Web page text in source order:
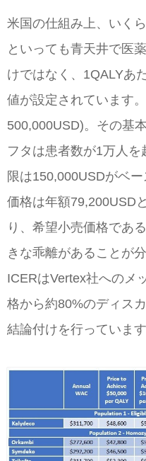
米国の仕組み上、いく
といっても青天井で医
けではなく、1QALYあ
値が設定されています
500,000USD)。その基
フタは患者数が1万人
限は150,000USDがベ
価格は年額79,200USD
り、希望小売価格であ
きな乖離があることが
ICERはVertex社へのメ
格から約80%のディス
結論付けを行っています